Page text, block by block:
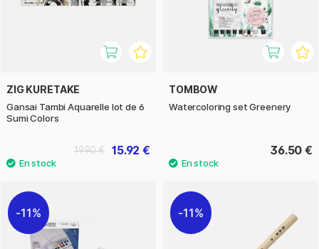
ZIG KURETAKE
Gansai Tambi Aquarelle lot de 6
Sumi Colors
15.92 €
19.90 €
TOMBOW
Watercoloring set Greenery
36.50 €
11% 11%